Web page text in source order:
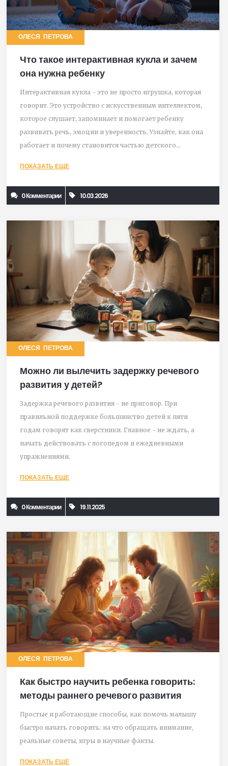
ОЛЕСЯ ПЕТРОВА
Что такое интерактивная кукла и зачем
она нужна ребенку
Интерактивная кукла - это не просто игрушка, которая
говорит. Это устройство с искусственным интеллектом,
которое слушает, запоминает и помогает ребенку
развивать речь, эмоции и уверенность. Узнайте, как она
работает и почему становится частью детского
ПОКАЗАТЬ ЕЩЕ
0 Комментарии 10.03.2026
ОЛЕСЯ ПЕТРОВА
Можно ли вылечить задержку речевого
развития у детей?
Задержка речевого развития - не приговор. При
правильной поддержке большинство детей к пяти
годам говорят как сверстники. Главное - не ждать, а
начать действовать с логопедом и ежедневными
упражнениями.
ПОКАЗАТЬ ЕЩЕ
0 Комментарии 19.11.2025
ОЛЕСЯ ПЕТРОВА
Как быстро научить ребенка говорить:
методы раннего речевого развития
Простые и работающие способы, как помочь малышу
быстро начать говорить: на что обращать внимание,
реальные советы, игры и научные факты.
ПОКАЗАТЬ ЕЩЕ